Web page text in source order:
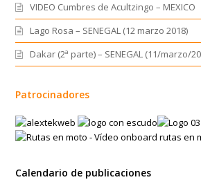
VIDEO Cumbres de Acultzingo – MEXICO
Lago Rosa – SENEGAL (12 marzo 2018)
Dakar (2ª parte) – SENEGAL (11/marzo/
Patrocinadores
Calendario de publicaciones